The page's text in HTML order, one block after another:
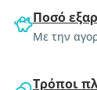
Ποσό
Με την
Τρόποι